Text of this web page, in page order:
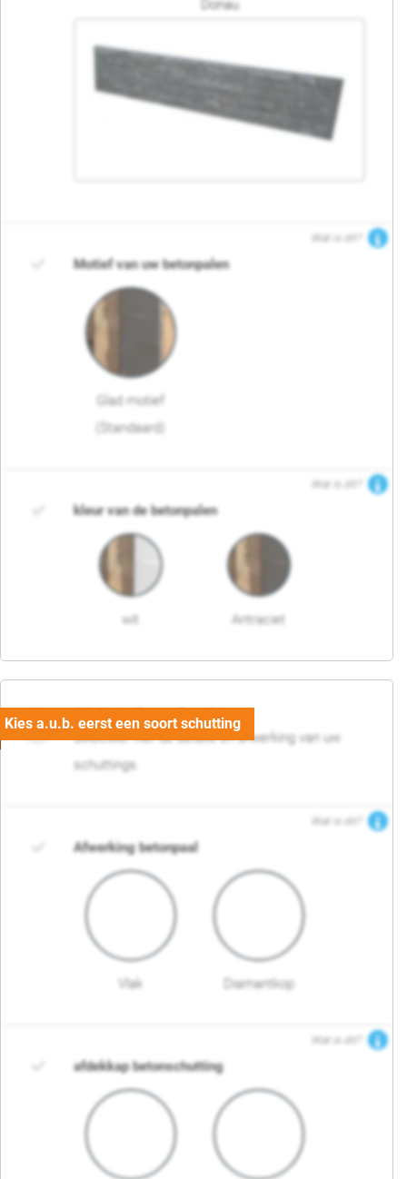
Donau
Wat is dit?
Motief van uw betonpalen
Glad motief
(Standaard)
Wat is dit?
kleur van de betonpalen
wit Antraciet
03. Detail en afwerking
Selecteer hier de details en afwerking van uw
schuttings.
Wat is dit?
Afwerking betonpaal
Vlak Diamantkop
Wat is dit?
afdekkap betonschutting